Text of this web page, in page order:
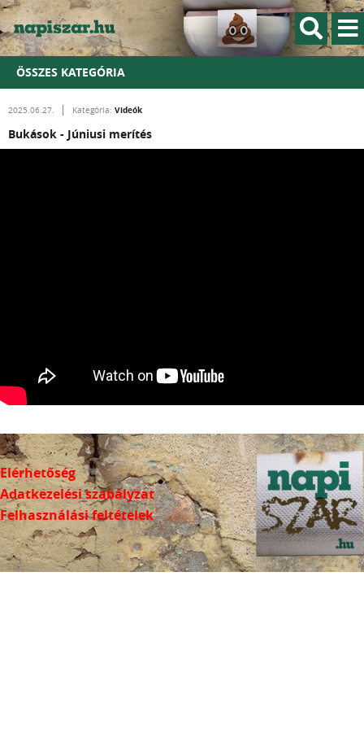
ÖSSZES KATEGÓRIA
2025.06.27. Kategória: Videók
Bukások - Júniusi merítés
Elérhetőség
Adatkezelési szabályzat
Felhasználási feltételek